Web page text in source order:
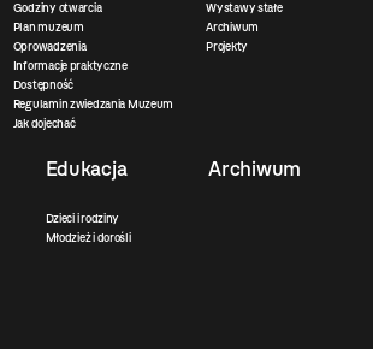
Godziny otwarcia
Plan muzeum
Oprowadzenia
Informacje praktyczne
Dostępność
Regulamin zwiedzania Muzeum
Jak dojechać
Wystawy stałe
Archiwum
Projekty
Edukacja
Dzieci i rodziny
Młodzież i dorośli
Archiwum